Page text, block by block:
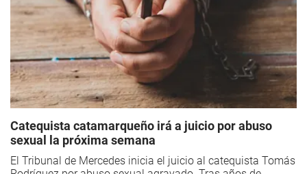
Catequista catamarqueño irá a juicio por abuso
sexual la próxima semana
El Tribunal de Mercedes inicia el juicio al catequista Tomás